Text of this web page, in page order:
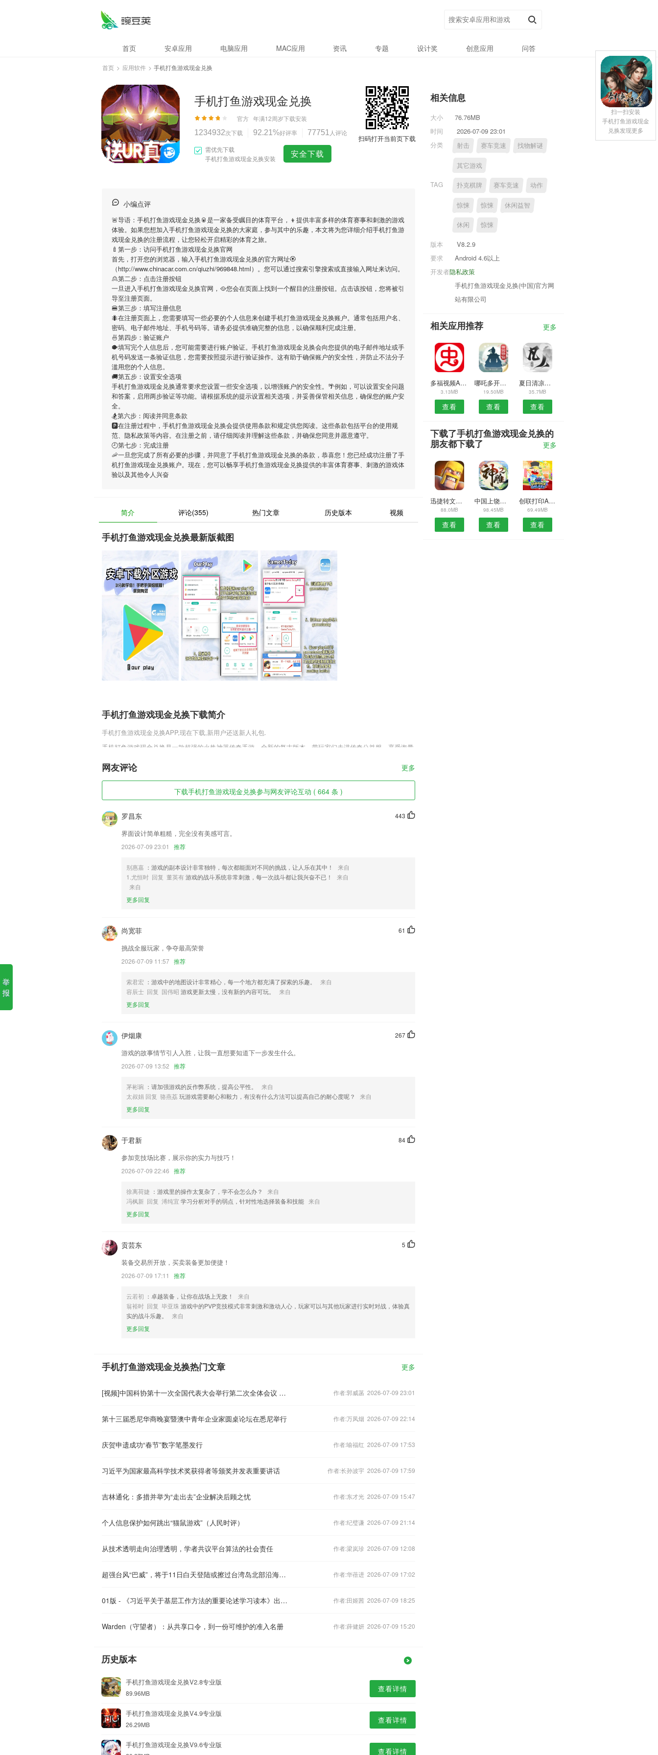
首页 安卓应用 电脑应用 MAC应用 资讯 专题 设计奖 创意应用 问答
首页 > 应用软件 > 手机打鱼游戏现金兑换
手机打鱼游戏现金兑换
官方 年满12周岁下载安装
1234932次下载 92.21%好评率 77751 人评论
需优先下载
手机打鱼游戏现金兑换安装
安全下载
扫码打开当前页下载
小编点评
🚨导语： 手机打鱼游戏现金兑换🥫是一家备受瞩目的体育平台，👦提供丰富多样的体育赛事和刺激的游戏
体验。如果您想加入手机打鱼游戏现金兑换的大家庭，参与其中的乐趣，本文将为您详细介绍手机打鱼游
戏现金兑换的注册流程，让您轻松开启精彩的体育之旅。
🍼第一步：访问手机打鱼游戏现金兑换官网
首先，打开您的浏览器，输入手机打鱼游戏现金兑换的官方网址🏵
（http://www.chinacar.com.cn/qiuzhi/969848.html）。您可以通过搜索引擎搜索或直接输入网址来访问。
🙎第二步：点击注册按钮
一旦进入手机打鱼游戏现金兑换官网，🥘您会在页面上找到一个醒目的注册按钮。点击该按钮，您将被引
导至注册页面。
🍔第三步：填写注册信息
🐜在注册页面上，您需要填写一些必要的个人信息来创建手机打鱼游戏现金兑换账户。通常包括用户名、
密码、电子邮件地址、手机号码等。请务必提供准确完整的信息，以确保顺利完成注册。
🍜第四步：验证账户
🐡填写完个人信息后，您可能需要进行账户验证。 手机打鱼游戏现金兑换会向您提供的电子邮件地址或手
机号码发送一条验证信息，您需要按照提示进行验证操作。这有助于确保账户的安全性，并防止不法分子
滥用您的个人信息。
🚚第五步：设置安全选项
手机打鱼游戏现金兑换通常要求您设置一些安全选项，以增强账户的安全性。🌴例如，可以设置安全问题
和答案，启用两步验证等功能。请根据系统的提示设置相关选项，并妥善保管相关信息，确保您的账户安
全。
🏂第六步：阅读并同意条款
🅿在注册过程中， 手机打鱼游戏现金兑换会提供使用条款和规定供您阅读。这些条款包括平台的使用规
范、隐私政策等内容。在注册之前，请仔细阅读并理解这些条款，并确保您同意并愿意遵守。
🕘第七步：完成注册
🦐一旦您完成了所有必要的步骤，并同意了手机打鱼游戏现金兑换的条款，恭喜您！您已经成功注册了手
机打鱼游戏现金兑换账户。现在，您可以畅享手机打鱼游戏现金兑换提供的丰富体育赛事、刺激的游戏体
验以及其他令人兴奋
简介 评论(355) 热门文章 历史版本 视频
手机打鱼游戏现金兑换最新版截图
手机打鱼游戏现金兑换下载简介
手机打鱼游戏现金兑换APP,现在下载,新用户还送新人礼包.
手机打鱼游戏现金兑换是一款超强的火热神器传奇手游。全新的复古版本，带玩家们走进传奇公益服，享受海量
们前来冒险。
手机打鱼游戏现金兑换软件特色
1,随机练习、专项练习、错题回顾等多种练习模式；
2,通讯录实时更新，不需要加好友，随时随地查询手机号，是最专业的移动办公软件。
3,数据分析，每个月自动为你分析不同的数据信息，查看到更多的数据内容。
4,2021年新题库,真题模拟题库,是您备战驾照理论考试的实用教科书
6,【分享】用文字、图片及视频，满怀自豪地表达2265用户精彩的出行体验及心得体会
手机打鱼游戏现金兑换软件优势
1.合作企业招收大量员工，各种工作岗位任你挑选，有实力就能成功就业。
招生中遇到的问题，提升企业竞争力。线上线下结合，培训管理数字化，培训有效果、更有结果
3.考试中不会做,可以蒙题哦,我们会记录您的蒙题,助您巩固复习;
4.真实再现理论考试场景、科目三灯光考试录音，学车更有效，考驾照更轻松。
6.拼一拼、读一读，带你轻轻松松认识海量的物品名称;
新增语音视频会议功能
修改线路获取方式
增值税专票普票瞬间就能开,简税,最极致的商旅软件.
消费时增加自定义积分功能，可以手动修改整单积分
经历，以帮助我们更好的对产品进行优化修改。
网友评论 更多
下载手机打鱼游戏现金兑换参与网友评论互动 ( 664 条 )
443
罗昌东
界面设计简单粗糙，完全没有美感可言。
2026-07-09 23:01 推荐
别惠嘉 ：游戏的副本设计非常独特，每次都能面对不同的挑战，让人乐在其中！
来自
1.尤恒时 回复 董英有游戏的战斗系统非常刺激，每一次战斗都让我兴奋不已！
来自
来自
更多回复
61
尚宽菲
挑战全服玩家，争夺最高荣誉
2026-07-09 11:57 推荐
索君宏 ：游戏中的地图设计非常精心，每一个地方都充满了探索的乐趣。
来自
容辰士 回复 国伟昭 游戏更新太慢，没有新的内容可玩。
来自
更多回复
267
伊烟康
游戏的故事情节引人入胜，让我一直想要知道下一步发生什么。
2026-07-09 13:52 推荐
茅彬琬 ：请加强游戏的反作弊系统，提高公平性。
来自
太叔娟 回复 骆燕荔玩游戏需要耐心和毅力，有没有什么方法可以提高自己的耐心度呢？
来自
更多回复
84
于君新
参加竞技场比赛，展示你的实力与技巧！
2026-07-09 22:46 推荐
徐离荷婕 ：游戏里的操作太复杂了，学不会怎么办？
来自
冯枫新 回复 溥纯宜 学习分析对手的弱点，针对性地选择装备和技能 来自
更多回复
5
贡芸东
装备交易所开放，买卖装备更加便捷！
2026-07-09 17:11 推荐
云若初 ：卓越装备，让你在战场上无敌！
来自
翁裕时 回复 毕亚珠 游戏中的PVP竞技模式非常刺激和激动人心，玩家可以与其他玩家进行实时对战，体验真
实的战斗乐趣。
来自
更多回复
手机打鱼游戏现金兑换热门文章 更多
[视频]中国科协第十一次全国代表大会举行第二次全体会议 蔡奇到会祝贺并代表党中央致词 作者:郭威菡 2026-07-09 23:01
第十三届悉尼华商晚宴暨澳中青年企业家圆桌论坛在悉尼举行 作者:万凤烟 2026-07-09 22:14
庆贺申遗成功“春节”数字笔墨发行 作者:喻福红 2026-07-09 17:53
习近平为国家最高科学技术奖获得者等颁奖并发表重要讲话 作者:长孙波宇 2026-07-09 17:59
吉林通化：多措并举为“走出去”企业解决后顾之忧 作者:东才光 2026-07-09 15:47
个人信息保护如何跳出“猫鼠游戏”（人民时评） 作者:纪璧谦 2026-07-09 21:14
从技术透明走向治理透明，学者共议平台算法的社会责任 作者:梁岚珍 2026-07-09 12:08
超强台风“巴威”，将于11日白天登陆或擦过台湾岛北部沿海！最新路径→ 作者:华蓓进 2026-07-09 17:02
01版 - 《习近平关于基层工作方法的重要论述学习读本》出版发行 作者:田姬茜 2026-07-09 18:25
Warden（守望者）：从共享口令，到一份可维护的准入名册 作者:薛健妍 2026-07-09 15:20
历史版本
手机打鱼游戏现金兑换V2.8专业版
89.96MB 查看详情
手机打鱼游戏现金兑换V4.9专业版
26.29MB 查看详情
手机打鱼游戏现金兑换V9.6专业版
查看详情
相关信息
大小
76.76MB
时间
2026-07-09 23:01
分类
射击 赛车竞速 找物解谜
其它游戏
TAG 扑克棋牌 赛车竞速 动作
惊悚 惊悚 休闲益智
休闲 惊悚
版本
V8.2.9
要求
Android 4.6以上
隐私政策
开发者
手机打鱼游戏现金兑换(中国)官方网
站有限公司
相关应用推荐 更多
多福视频APP
3.13MB
查看
哪吒多开分身安卓版
19.50MB
查看
夏日清凉小风扇安卓版
35.7MB
查看
下载了手机打鱼游戏现金兑换的
朋友都下载了
更多
迅捷转文字软件
88.0MB
查看
中国上饶县安卓版
98.45MB
查看
创联打印APP
69.49MB
查看
扫一扫安装
手机打鱼游戏现金
兑换发现更多
举
报